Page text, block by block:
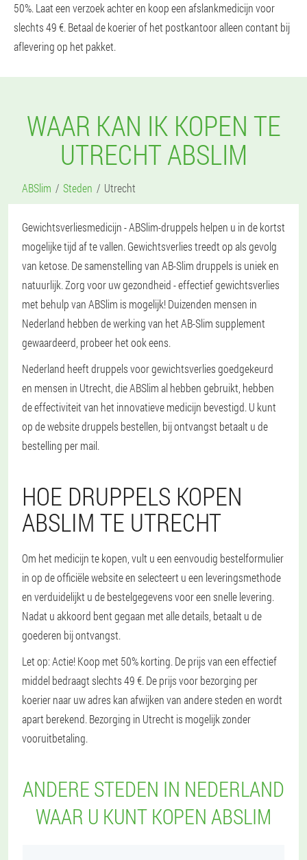
50%. Laat een verzoek achter en koop een afslankmedicijn voor
slechts 49 €. Betaal de koerier of het postkantoor alleen contant bij
aflevering op het pakket.
WAAR KAN IK KOPEN TE
UTRECHT ABSLIM
ABSlim Steden Utrecht
Gewichtsverliesmedicijn - ABSlim-druppels helpen u in de kortst
mogelijke tijd af te vallen. Gewichtsverlies treedt op als gevolg
van ketose. De samenstelling van AB-Slim druppels is uniek en
natuurlijk. Zorg voor uw gezondheid - effectief gewichtsverlies
met behulp van ABSlim is mogelijk! Duizenden mensen in
Nederland hebben de werking van het AB-Slim supplement
gewaardeerd, probeer het ook eens.
Nederland heeft druppels voor gewichtsverlies goedgekeurd
en mensen in Utrecht, die ABSlim al hebben gebruikt, hebben
de effectiviteit van het innovatieve medicijn bevestigd. U kunt
op de website druppels bestellen, bij ontvangst betaalt u de
bestelling per mail.
HOE DRUPPELS KOPEN
ABSLIM TE UTRECHT
Om het medicijn te kopen, vult u een eenvoudig bestelformulier
in op de officiële website en selecteert u een leveringsmethode
en verduidelijkt u de bestelgegevens voor een snelle levering.
Nadat u akkoord bent gegaan met alle details, betaalt u de
goederen bij ontvangst.
Let op: Actie! Koop met 50% korting. De prijs van een effectief
middel bedraagt slechts 49 €. De prijs voor bezorging per
koerier naar uw adres kan afwijken van andere steden en wordt
apart berekend. Bezorging in Utrecht is mogelijk zonder
vooruitbetaling.
ANDERE STEDEN IN NEDERLAND
WAAR U KUNT KOPEN ABSLIM